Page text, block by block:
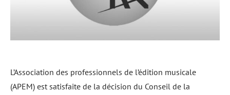
L’Association des professionnels de l’édition musicale
(APEM) est satisfaite de la décision du Conseil de la